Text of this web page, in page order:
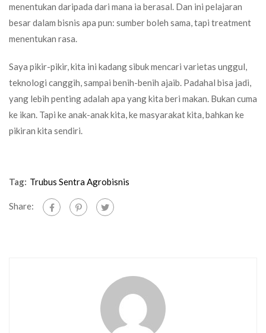
menentukan daripada dari mana ia berasal. Dan ini pelajaran
besar dalam bisnis apa pun: sumber boleh sama, tapi treatment
menentukan rasa.
Saya pikir-pikir, kita ini kadang sibuk mencari varietas unggul,
teknologi canggih, sampai benih-benih ajaib. Padahal bisa jadi,
yang lebih penting adalah apa yang kita beri makan. Bukan cuma
ke ikan. Tapi ke anak-anak kita, ke masyarakat kita, bahkan ke
pikiran kita sendiri.
Tag: Trubus Sentra Agrobisnis
Share: